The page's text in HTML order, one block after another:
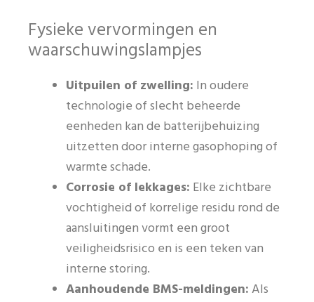
Fysieke vervormingen en
waarschuwingslampjes
Uitpuilen of zwelling: In oudere
technologie of slecht beheerde
eenheden kan de batterijbehuizing
uitzetten door interne gasophoping of
warmte schade.
Corrosie of lekkages: Elke zichtbare
vochtigheid of korrelige residu rond de
aansluitingen vormt een groot
veiligheidsrisico en is een teken van
interne storing.
Aanhoudende BMS-meldingen:Als